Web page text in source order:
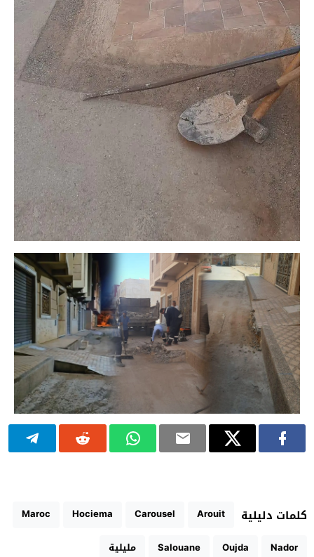
كلمات دليلية Arouit
Carousel
Hociema
Maroc
Nador
Oujda
Salouane مليلية